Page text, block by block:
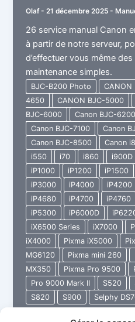
Olaf-21 décembre 2025-
26 service manual Canon
à partir de notre serveur,
d’effectuer vous même
maintenance simples.
BJC-B200 Photo CANON
4650
CANON BJC-5000
BJC-6000
Canon BJC-6200
Canon BJC-7100
Canon
Canon BJC-8500
Canon
i550
i70 i860 i900D
iP1000
iP1200 iP1500
iP3000
iP4000 iP4200
iP4680
iP4700 iP4760
iP5300
iP6000D
iX6500 Series
iX7000
iX4000
Pixma iX5000
MG6120
Pixma mini 260
MX350
Pixma Pro 9500
Pro 9000 Mark II
S520
S820
S900 Selphy